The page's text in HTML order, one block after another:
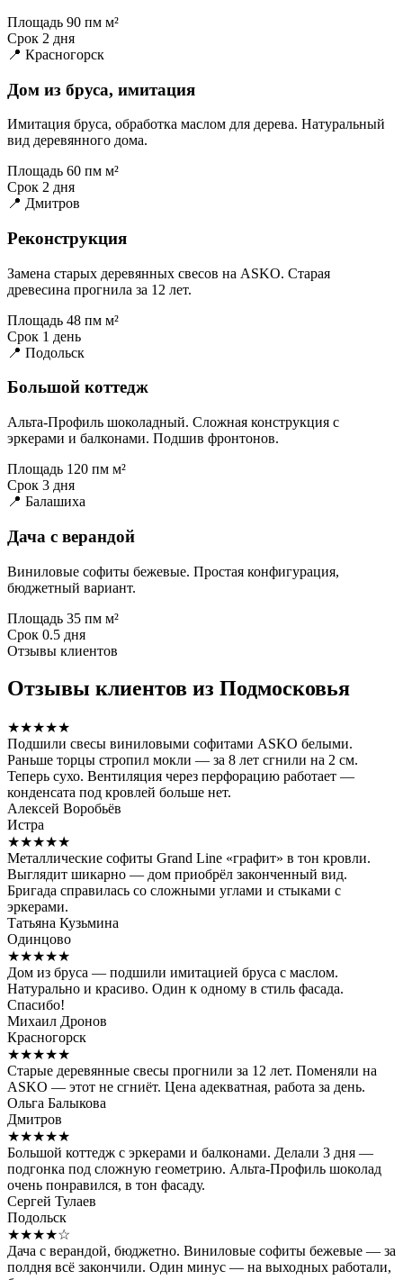
Площадь 90 пм м²
Срок 2 дня
📍 Красногорск
Дом из бруса, имитация
Имитация бруса, обработка маслом для дерева. Натуральный
вид деревянного дома.
Площадь 60 пм м²
Срок 2 дня
📍 Дмитров
Реконструкция
Замена старых деревянных свесов на ASKO. Старая
древесина прогнила за 12 лет.
Площадь 48 пм м²
Срок 1 день
📍 Подольск
Большой коттедж
Альта-Профиль шоколадный. Сложная конструкция с
эркерами и балконами. Подшив фронтонов.
Площадь 120 пм м²
Срок 3 дня
📍 Балашиха
Дача с верандой
Виниловые софиты бежевые. Простая конфигурация,
бюджетный вариант.
Площадь 35 пм м²
Срок 0.5 дня
Отзывы клиентов
Отзывы клиентов из Подмосковья
★★★★★
Подшили свесы виниловыми софитами ASKO белыми.
Раньше торцы стропил мокли — за 8 лет сгнили на 2 см.
Теперь сухо. Вентиляция через перфорацию работает —
конденсата под кровлей больше нет.
Алексей Воробьёв
Истра
★★★★★
Металлические софиты Grand Line «графит» в тон кровли.
Выглядит шикарно — дом приобрёл законченный вид.
Бригада справилась со сложными углами и стыками с
эркерами.
Татьяна Кузьмина
Одинцово
★★★★★
Дом из бруса — подшили имитацией бруса с маслом.
Натурально и красиво. Один к одному в стиль фасада.
Спасибо!
Михаил Дронов
Красногорск
★★★★★
Старые деревянные свесы прогнили за 12 лет. Поменяли на
ASKO — этот не сгниёт. Цена адекватная, работа за день.
Ольга Балыкова
Дмитров
★★★★★
Большой коттедж с эркерами и балконами. Делали 3 дня —
подгонка под сложную геометрию. Альта-Профиль шоколад
очень понравился, в тон фасаду.
Сергей Тулаев
Подольск
★★★★☆
Дача с верандой, бюджетно. Виниловые софиты бежевые — за
полдня всё закончили. Один минус — на выходных работали,